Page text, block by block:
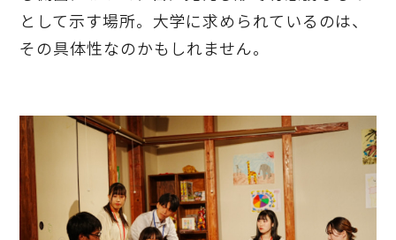
として示す場所。大学に求められているのは、
その具体性なのかもしれません。